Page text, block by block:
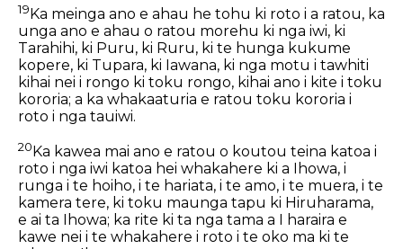
19Ka meinga ano e ahau he tohu ki roto i a ratou, ka
unga ano e ahau o ratou morehu ki nga iwi, ki
Tarahihi, ki Puru, ki Ruru, ki te hunga kukume
kopere, ki Tupara, ki Iawana, ki nga motu i tawhiti
kihai nei i rongo ki toku rongo, kihai ano i kite i toku
kororia; a ka whakaaturia e ratou toku kororia i
roto i nga tauiwi.
20 Ka kawea mai ano e ratou o koutou teina katoa i
roto i nga iwi katoa hei whakahere ki a Ihowa, i
runga i te hoiho, i te hariata, i te amo, i te muera, i te
kamera tere, ki toku maunga tapu ki Hiruharama,
e ai ta Ihowa; ka rite ki ta nga tama a I haraira e
kawe nei i te whakahere i roto i te oko ma ki te